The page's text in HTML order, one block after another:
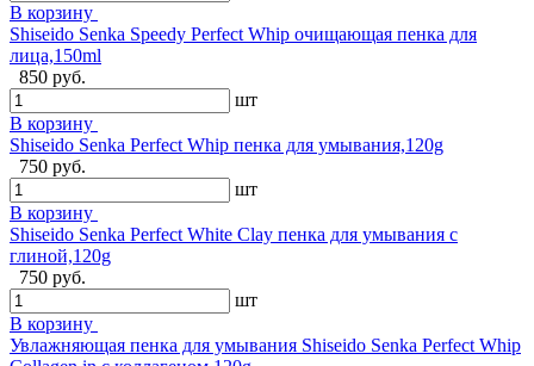
В корзину
Shiseido Senka Speedy Perfect Whip очищающая пенка для
лица,150ml
850 руб.
шт
В корзину
Shiseido Senka Perfect Whip пенка для умывания,120g
750 руб.
шт
В корзину
Shiseido Senka Perfect White Clay пенка для умывания с
глиной,120g
750 руб.
шт
В корзину
Увлажняющая пенка для умывания Shiseido Senka Perfect Whip